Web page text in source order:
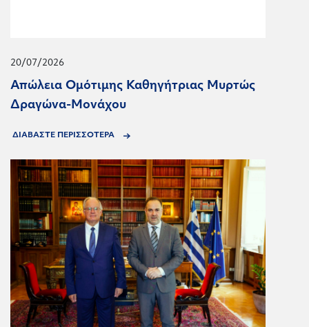
20/07/2026
Απώλεια Ομότιμης Καθηγήτριας Μυρτώς
Δραγώνα-Μονάχου
ΔΙΑΒΑΣΤΕ ΠΕΡΙΣΣΟΤΕΡΑ